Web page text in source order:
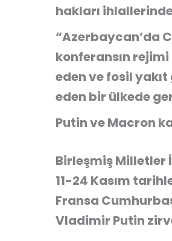
hakları
“Azerbaycan’da
konferansın rejimi
eden ve fosil
eden bir ülkede
Putin ve Macron
Birleşmiş Milletler
11-24 Kasım
Fransa
Vladimir Putin